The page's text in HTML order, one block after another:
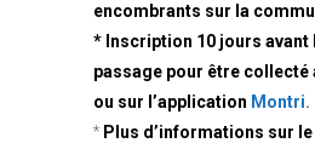
encombrants sur la
* Inscription 10 jours avant
passage pour être collecté
ou sur l’application Montri.
* Plus d’informations sur